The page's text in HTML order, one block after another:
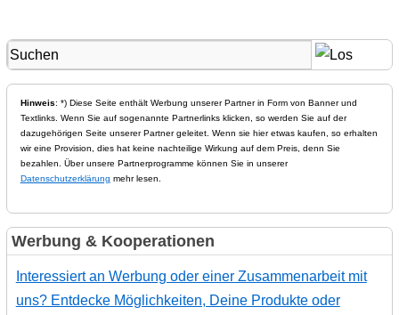
Hinweis: *) Diese Seite enthält Werbung unserer Partner in Form von Banner und
Textlinks. Wenn Sie auf sogenannte Partnerlinks klicken, so werden Sie auf der
dazugehörigen Seite unserer Partner geleitet. Wenn sie hier etwas kaufen, so erhalten
wir eine Provision, dies hat keine nachteilige Wirkung auf dem Preis, denn Sie
bezahlen. Über unsere Partnerprogramme können Sie in unserer
Datenschutzerklärung mehr lesen.
Werbung & Kooperationen
Interessiert an Werbung oder einer Zusammenarbeit mit
uns? Entdecke Möglichkeiten, Deine Produkte oder